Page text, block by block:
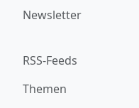
Newsletter
RSS-Feeds
Themen